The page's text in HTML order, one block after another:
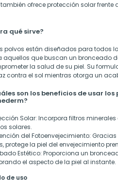
ofrece protección solar
qué sirve?
polvos están diseñados para todos
aquellos que buscan un bronceado
la salud de su piel. Su
contra el sol mientras otorga un
son los beneficios de usar
Solar: Incorpora filtros
solares.
del Fotoenvejecimiento:
protege la piel del envejecimiento
Estético: Proporciona un
el aspecto de la piel al instante.
de uso